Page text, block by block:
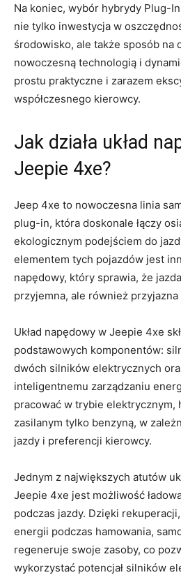
Na koniec, wybór hybrydy ⁢Plug-
nie tylko inwestycja w
środowisko, ale także sposób na
nowoczesną technologią i
prostu praktyczne ‌i zarazem⁣
współczesnego kierowcy.
Jak działa układ
Jeepie 4xe?
Jeep 4xe to nowoczesna linia
plug-in, która doskonale łączy
ekologicznym podejściem⁢ do
elementem tych pojazdów jest
napędowy, który​ sprawia, że
przyjemna, ale również
Układ napędowy w Jeepie 4xe‍
podstawowych komponentów:
dwóch ‍silników elektrycznych
inteligentnemu​ zarządzaniu
pracować w ⁣trybie elektrycznym,
zasilanym ‍tylko ⁢benzyną, w
jazdy i preferencji kierowcy.
Jednym z największych atutów
Jeepie 4xe jest możliwość⁤
podczas jazdy. ‌Dzięki
energii podczas hamowania,
regeneruje swoje zasoby, co
⁢wykorzystać potencjał silników